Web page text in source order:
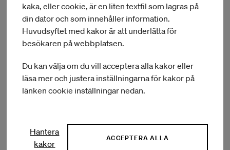
Syftet med webbinariet är att informera om arbetsstipendiet
inom bild och form, samt presentera vilken information man
ska ha med i sin ansökan. Vi kommer inte kunna ge
individuell feedback på innehåll av ansökningar.
Var genomförs webbinariet?
Webbinariet äger rum på Teams, onsdag 9 oktober kl. 16.00.
Du kan anmäla dig via länken nedan.
kaka, eller cookie, är en liten textfil som lagras på
din dator och som innehåller information.
Huvudsyftet med kakor är att underlätta för
besökaren på webbplatsen.
Du kan välja om du vill acceptera alla kakor eller
läsa mer och justera inställningarna för kakor på
länken cookie inställningar nedan.
Hantera
kakor
ACCEPTERA ALLA